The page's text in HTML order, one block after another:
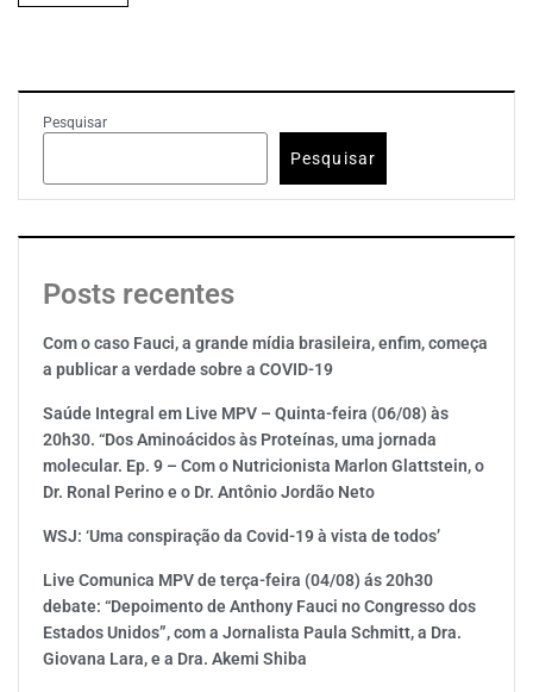
Pesquisar
Pesquisar
Posts recentes
Com o caso Fauci, a grande mídia brasileira, enfim, começa
a publicar a verdade sobre a COVID-19
Saúde Integral em Live MPV – Quinta-feira (06/08) às
20h30. “Dos Aminoácidos às Proteínas, uma jornada
molecular. Ep. 9 – Com o Nutricionista Marlon Glattstein, o
Dr. Ronal Perino e o Dr. Antônio Jordão Neto
WSJ: ‘Uma conspiração da Covid-19 à vista de todos’
Live Comunica MPV de terça-feira (04/08) ás 20h30
debate: “Depoimento de Anthony Fauci no Congresso dos
Estados Unidos”, com a Jornalista Paula Schmitt, a Dra.
Giovana Lara, e a Dra. Akemi Shiba